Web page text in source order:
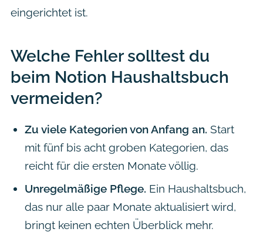
eingerichtet ist.
Welche Fehler solltest du
beim Notion Haushaltsbuch
vermeiden?
Zu viele Kategorien von Anfang an. Start
mit fünf bis acht groben Kategorien, das
reicht für die ersten Monate völlig.
Unregelmäßige Pflege. Ein Haushaltsbuch,
das nur alle paar Monate aktualisiert wird,
bringt keinen echten Überblick mehr.